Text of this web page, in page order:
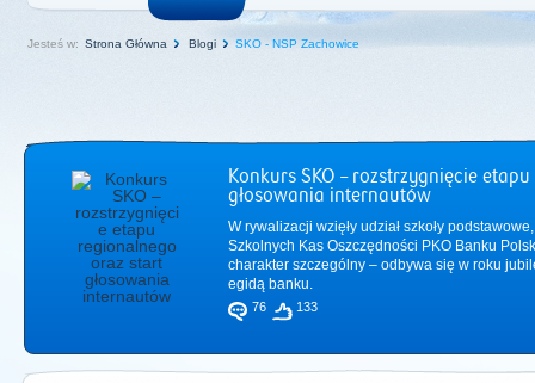
Jesteś w: Strona Główna Blogi SKO - NSP Zachowice
Konkurs SKO – rozstrzygnięcie
głosowania internautów
W rywalizacji wzięły udział szkoły
Szkolnych Kas Oszczędności PKO Banku
charakter szczególny – odbywa się w roku
egidą banku.
76 133